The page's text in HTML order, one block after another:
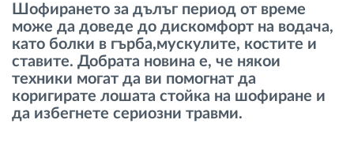
Контрол на достъпа
Управление на горивото
Планиране на маршрути и мониторинг
Шофирането за дълъг период от време
може да доведе до дискомфорт на водача,
като болки в гърба,мускулите, костите и
ставите. Добрата новина е, че някои
техники могат да ви помогнат да
коригирате лошата стойка на шофиране и
да избегнете сериозни травми.